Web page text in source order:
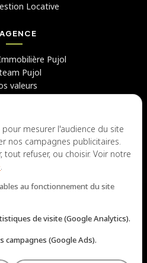
Locative
Pujol
Pujol
valeurs
chez nous
: 9h – 12h / 14h – 18h
mesurer l'audience du site
nos campagnes publicitaires.
refuser, ou choisir. Voir notre
.
au fonctionnement du site
de visite (Google Analytics).
campagnes (Google Ads).